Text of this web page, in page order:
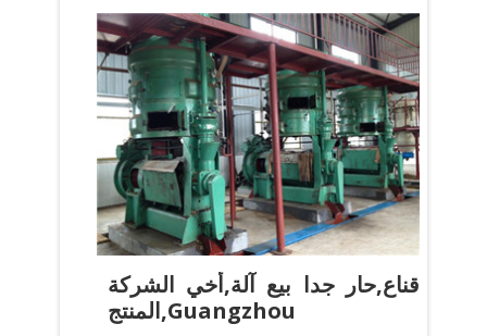
قناع,حار جدا بيع آلة,أخي الشركة
المنتج,Guangzhou